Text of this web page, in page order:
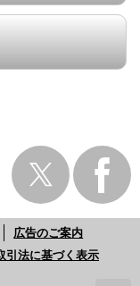
広告のご案内
引法に基づく表示